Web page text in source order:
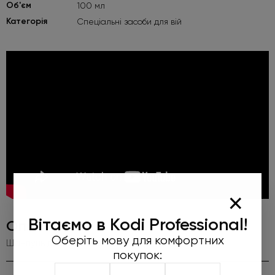
×
Вітаємо в Kodi Professional!
Оберіть мову для комфортних
покупок:
Об'єм 100 мл
Категорія Спеціальні засоби для вій
Опис
Шампунь для очищення вій та брів, 100 мл